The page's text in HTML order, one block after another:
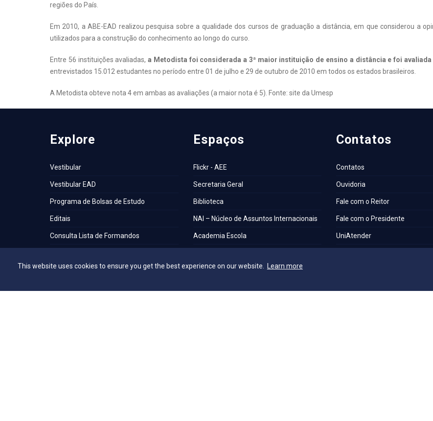
This website uses cookies to ensure you get the best experience on our website. Learn more
regiões do País.
Em 2010, a ABE-EAD realizou pesquisa sobre a qualidade dos cursos de graduação a distância, em que considerou a
utilizados para a construção do conhecimento ao longo do curso.
Entre 56 instituições avaliadas,a Metodista foi considerada a 3ª maior instituição de ensino a distância e foi
entrevistados 15.012 estudantes no período entre 01 de julho e 29 de outubro de 2010 em todos os estados brasileiros.
A Metodista obteve nota 4 em ambas as avaliações (a maior nota é 5). Fonte: site da Umesp
Explore
Vestibular
Vestibular EAD
Programa de Bolsas de Estudo
Editais
Consulta Lista de Formandos
Anápolis
Ceres
Espaços
Flickr - AEE
Secretaria Geral
Biblioteca
NAI – Núcleo de Assuntos Internacionais
Academia Escola
Tour pelos Laboratórios
Contatos
Contatos
Ouvidoria
Fale com o Reitor
Fale com o Presidente
UniAtender